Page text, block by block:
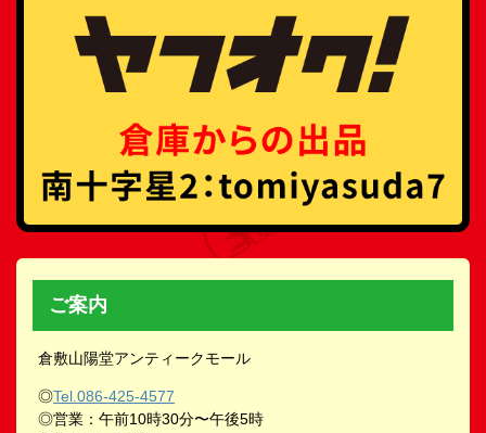
ご案内
倉敷山陽堂アンティークモール
◎Tel.086-425-4577
◎営業：午前10時30分〜午後5時